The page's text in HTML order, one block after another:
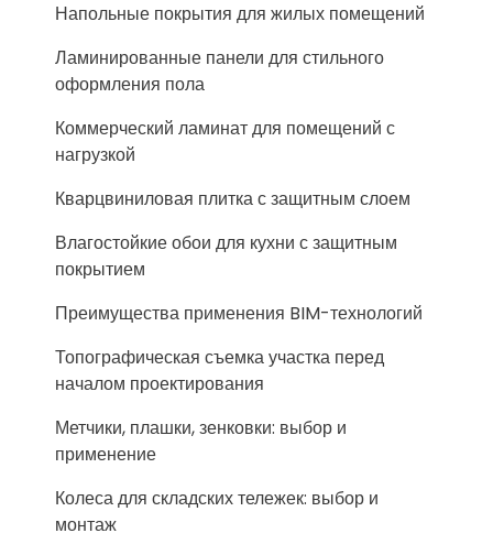
Напольные покрытия для жилых помещений
Ламинированные панели для стильного
оформления пола
Коммерческий ламинат для помещений с
нагрузкой
Кварцвиниловая плитка с защитным слоем
Влагостойкие обои для кухни с защитным
покрытием
Преимущества применения BIM-технологий
Топографическая съемка участка перед
началом проектирования
Метчики, плашки, зенковки: выбор и
применение
Колеса для складских тележек: выбор и
монтаж